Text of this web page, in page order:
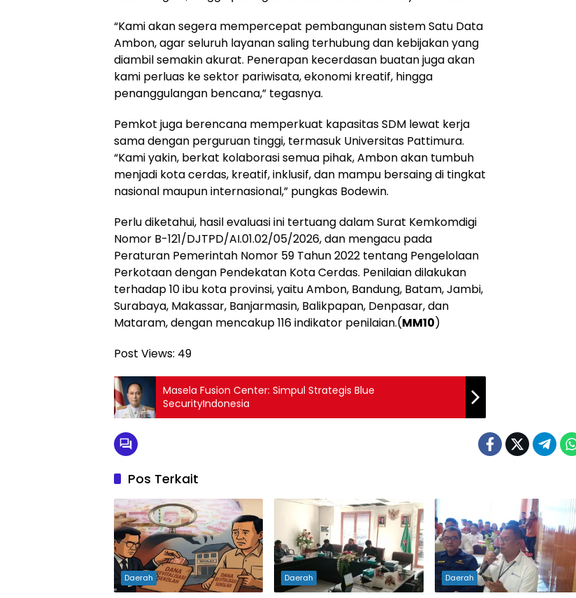
“Kami akan segera mempercepat pembangunan sistem Satu Data
Ambon, agar seluruh layanan saling terhubung dan kebijakan yang
diambil semakin akurat. Penerapan kecerdasan buatan juga akan
kami perluas ke sektor pariwisata, ekonomi kreatif, hingga
penanggulangan bencana,” tegasnya.
Pemkot juga berencana memperkuat kapasitas SDM lewat kerja
sama dengan perguruan tinggi, termasuk Universitas Pattimura.
“Kami yakin, berkat kolaborasi semua pihak, Ambon akan tumbuh
menjadi kota cerdas, kreatif, inklusif, dan mampu bersaing di tingkat
nasional maupun internasional,” pungkas Bodewin.
Perlu diketahui, hasil evaluasi ini tertuang dalam Surat Kemkomdigi
Nomor B-121/DJTPD/AI.01.02/05/2026, dan mengacu pada
Peraturan Pemerintah Nomor 59 Tahun 2022 tentang Pengelolaan
Perkotaan dengan Pendekatan Kota Cerdas. Penilaian dilakukan
terhadap 10 ibu kota provinsi, yaitu Ambon, Bandung, Batam, Jambi,
Surabaya, Makassar, Banjarmasin, Balikpapan, Denpasar, dan
Mataram, dengan mencakup 116 indikator penilaian.(MM10)
Post Views: 49
Masela Fusion Center: Simpul Strategis Blue
SecurityIndonesia
Pos Terkait
Daerah Daerah Daerah